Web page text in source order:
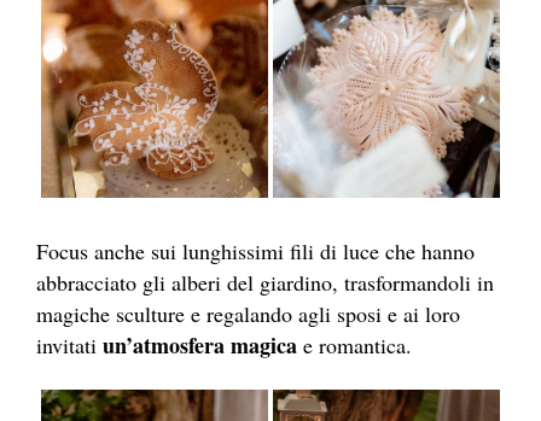
Focus anche sui lunghissimi fili di luce che hanno
abbracciato gli alberi del giardino, trasformandoli in
magiche sculture e regalando agli sposi e ai loro
invitati un’atmosfera magica e romantica.